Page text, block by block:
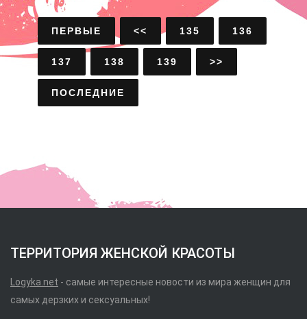
ПЕРВЫЕ << 135 136
137 138 139 >>
ПОСЛЕДНИЕ
ТЕРРИТОРИЯ ЖЕНСКОЙ КРАСОТЫ
Logyka.net - самые интересные новости из мира женщин для
самых дерзких и сексуальных!